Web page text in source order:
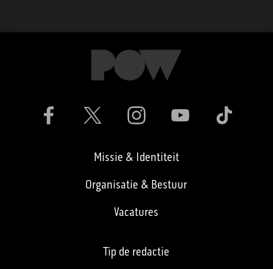
Missie & Identiteit
Organisatie & Bestuur
Vacatures
Tip de redactie